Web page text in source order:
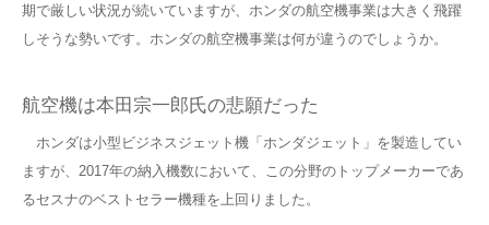
期で厳しい状況が続いていますが、ホンダの航空機事業は大きく飛躍
しそうな勢いです。ホンダの航空機事業は何が違うのでしょうか。
航空機は本田宗一郎氏の悲願だった
ホンダは小型ビジネスジェット機「ホンダジェット」を製造してい
ますが、2017年の納入機数において、この分野のトップメーカーであ
るセスナのベストセラー機種を上回りました。